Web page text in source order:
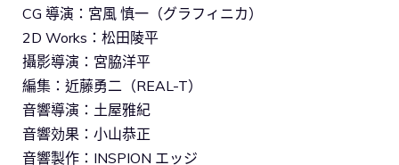
CG 導演：宮風 慎一（グラフィニカ）
2D Works：松田陵平
攝影導演：宮脇洋平
編集：近藤勇二（REAL-T）
音響導演：土屋雅紀
音響効果：小山恭正
音響製作：INSPION エッジ